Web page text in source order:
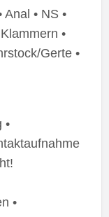
• NS •
•
Gerte •
•
•